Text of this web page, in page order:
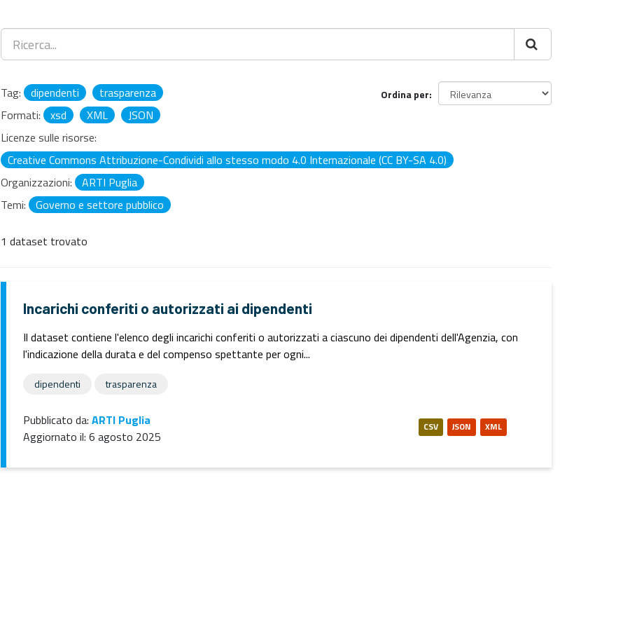
Ordina per
Tag: dipendenti
trasparenza
Formati:
xsd XML
JSON
Licenze sulle risorse:
Creative Commons Attribuzione-Condividi allo stesso modo 4.0 Internazionale (CC BY-SA 4.0)
Organizzazioni:
ARTI Puglia
Temi:
Governo e settore pubblico
1 dataset trovato
Incarichi conferiti o autorizzati ai dipendenti
Il dataset contiene l'elenco degli incarichi conferiti o autorizzati a ciascuno dei dipendenti dell'Agenzia, con
l'indicazione della durata e del compenso spettante per ogni...
dipendenti trasparenza
Pubblicato da: ARTI Puglia
Aggiornato il: 6 agosto 2025
CSV JSON XML